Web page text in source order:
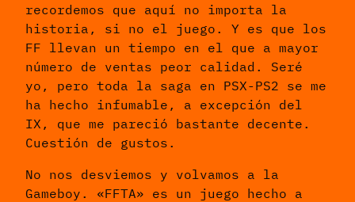
recordemos que aquí no importa la
historia, si no el juego. Y es que los
FF llevan un tiempo en el que a mayor
número de ventas peor calidad. Seré
yo, pero toda la saga en PSX-PS2 se me
ha hecho infumable, a excepción del
IX, que me pareció bastante decente.
Cuestión de gustos.
No nos desviemos y volvamos a la
Gameboy. «FFTA» es un juego hecho a